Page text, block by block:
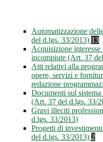
Automatizzazione
del d.lgs. 33/2013) 13
Acquisizione
incompiute (Art. 37
Atti relativi alla
opere, servizi e
redazione
Documenti sul
(Art. 37 del d.lgs. 33/
Gravi illeciti
d.lgs. 33/2013)
Progetti di
del d.lgs. 33/2013) 2